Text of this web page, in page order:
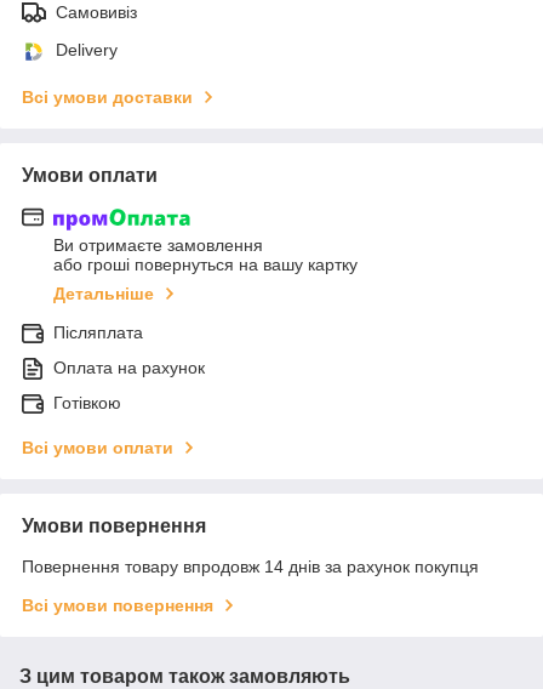
Самовивіз
Delivery
Всі умови доставки
Умови оплати
Ви отримаєте замовлення
або гроші повернуться на вашу картку
Детальніше
Післяплата
Оплата на рахунок
Готівкою
Всі умови оплати
Умови повернення
Повернення товару впродовж 14 днів за рахунок покупця
Всі умови повернення
З цим товаром також замовляють